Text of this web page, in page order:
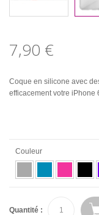
7,90 €
Coque en silicone avec
efficacement votre iPhone
Couleur
Quantité :